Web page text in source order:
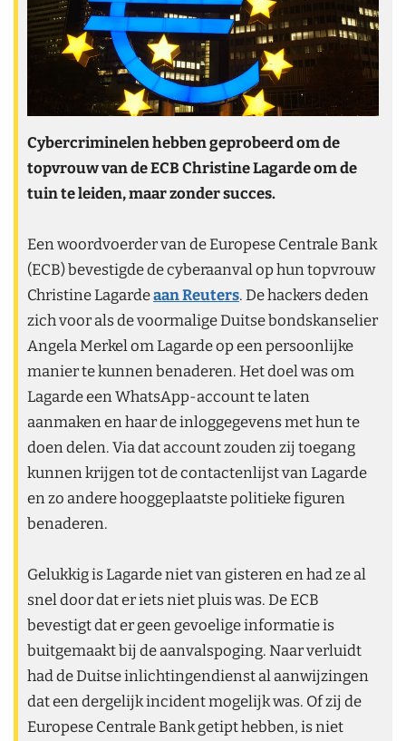
Cybercriminelen hebben geprobeerd om de
topvrouw van de ECB Christine Lagarde om de
tuin te leiden, maar zonder succes.
Een woordvoerder van de Europese Centrale Bank
(ECB) bevestigde de cyberaanval op hun topvrouw
Christine Lagardeaan Reuters. De hackers deden
zich voor als de voormalige Duitse bondskanselier
Angela Merkel om Lagarde op een persoonlijke
manier te kunnen benaderen. Het doel was om
Lagarde een WhatsApp-account te laten
aanmaken en haar de inloggegevens met hun te
doen delen. Via dat account zouden zij toegang
kunnen krijgen tot de contactenlijst van Lagarde
en zo andere hooggeplaatste politieke figuren
benaderen.
Gelukkig is Lagarde niet van gisteren en had ze al
snel door dat er iets niet pluis was. De ECB
bevestigt dat er geen gevoelige informatie is
buitgemaakt bij de aanvalspoging. Naar verluidt
had de Duitse inlichtingendienst al aanwijzingen
dat een dergelijk incident mogelijk was. Of zij de
Europese Centrale Bank getipt hebben, is niet